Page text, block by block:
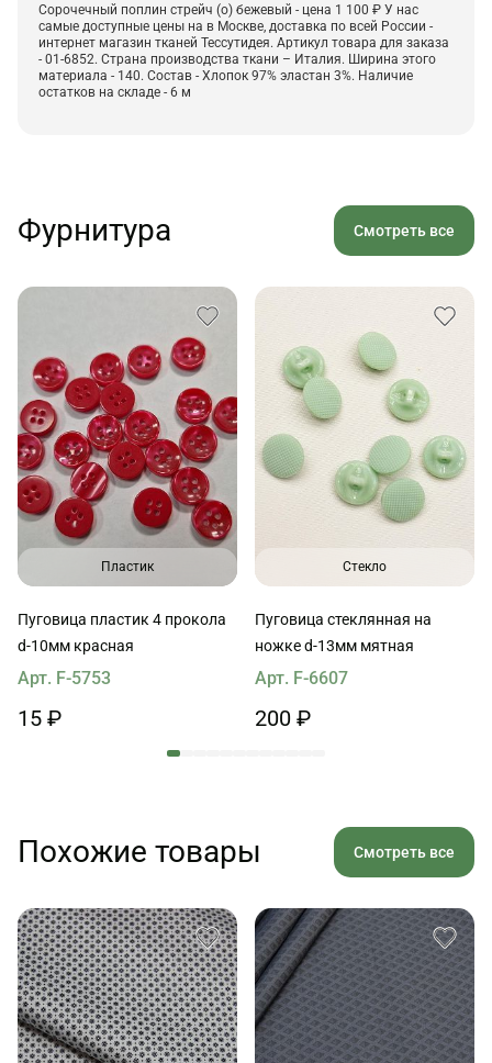
Сорочечный поплин стрейч (о) бежевый - цена 1 100 ₽ У нас
самые доступные цены на в Москве, доставка по всей России -
интернет магазин тканей Тессутидея. Артикул товара для заказа
- 01-6852. Страна производства ткани – Италия. Ширина этого
материала - 140. Состав - Хлопок 97% эластан 3%. Наличие
остатков на складе - 6 м
Фурнитура Смотреть все
Пластик
Пуговица пластик 4 прокола
d-10мм красная
Арт. F-5753
15 ₽
Стекло
Пуговица стеклянная на
ножке d-13мм мятная
Арт. F-6607
200 ₽
Похожие товары Смотреть все